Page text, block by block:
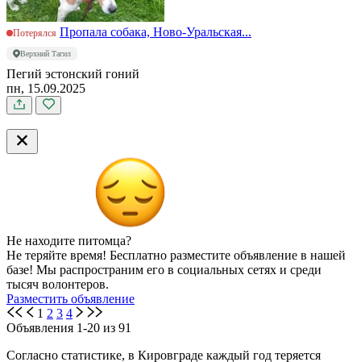
Потерялся Пропала собака, Ново-Уральская...
Верхний Тагил
Пегий эстонский гоний
пн, 15.09.2025
Не находите питомца?
Не теряйте время! Бесплатно разместите объявление в нашей
базе! Мы распространим его в социальных сетях и среди
тысяч волонтеров.
Разместить объявление
1 2 3 4
Объявления 1-20 из 91
Согласно статистике, в Кировграде каждый год теряется